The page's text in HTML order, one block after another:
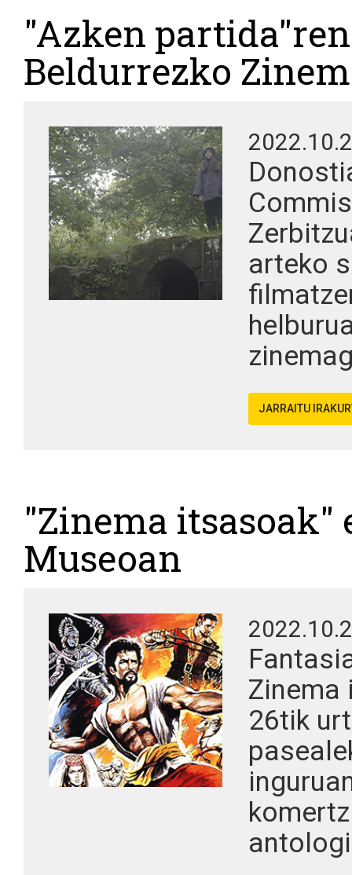
"Azken
Beldurrezko
arteko
JARRAITU
"Zinema
Museoan
Zinema
26tik